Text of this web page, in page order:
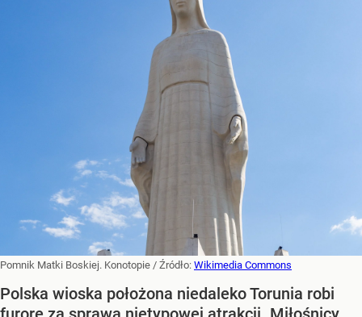
Pomnik Matki Boskiej. Konotopie / Źródło: Wikimedia Commons
Polska wioska położona niedaleko Torunia robi